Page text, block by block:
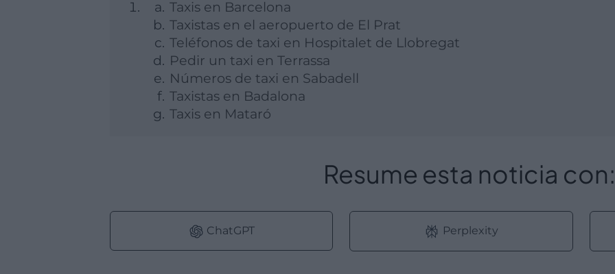
Taxis en Barcelona
Taxistas en el aeropuerto de El Prat
Teléfonos de taxi en Hospitalet de Llobregat
Pedir un taxi en Terrassa
Números de taxi en Sabadell
Taxistas en Badalona
Taxis en Mataró
Resume esta noticia con:
ChatGPT Perplexity